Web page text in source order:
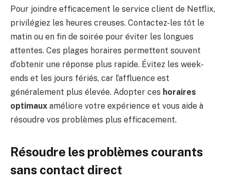
Pour joindre efficacement le service client de Netflix,
privilégiez les heures creuses. Contactez-les tôt le
matin ou en fin de soirée pour éviter les longues
attentes. Ces plages horaires permettent souvent
d’obtenir une réponse plus rapide. Évitez les week-
ends et les jours fériés, car l’affluence est
généralement plus élevée. Adopter ces horaires
optimaux améliore votre expérience et vous aide à
résoudre vos problèmes plus efficacement.
Résoudre les problèmes courants
sans contact direct